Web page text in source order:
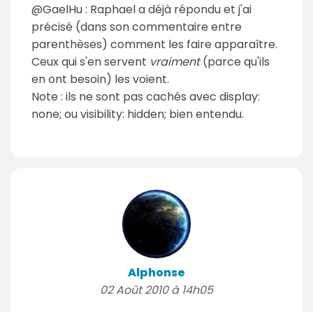
@GaelHu : Raphael a déjà répondu et j'ai
précisé (dans son commentaire entre
parenthèses) comment les faire apparaître.
Ceux qui s'en servent vraiment(parce qu'ils
en ont besoin) les voient.
Note : ils ne sont pas cachés avec display:
none; ou visibility: hidden; bien entendu.
Alphonse
02 Août 2010 à 14h05